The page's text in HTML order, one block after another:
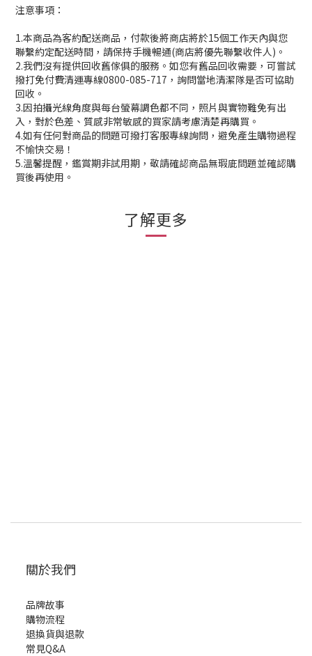
注意事項：
1.本商品為客約配送商品，付款後將商店將於15個工作天內與您
聯繫約定配送時間，請保持手機暢通(商店將優先聯繫收件人)。
2.我們沒有提供回收舊傢俱的服務。如您有舊品回收需要，可嘗試
撥打免付費清運專線0800-085-717，詢問當地清潔隊是否可協助
回收。
3.因拍攝光線角度與每台螢幕調色都不同，照片與實物難免有出
入，對於色差、質感非常敏感的買家請考慮清楚再購買。
4.如有任何對商品的問題可撥打客服專線詢問，避免產生購物過程
不愉快交易！
5.溫馨提醒，鑑賞期非試用期，敬請確認商品無瑕庛問題並確認購
買後再使用。
了解更多
關於我們
品牌故事
購物流程
退換貨與退款
常見Q&A